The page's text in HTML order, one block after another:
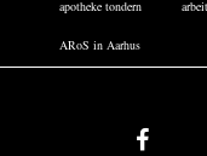
apotheke tondern
ARoS in Aarhus